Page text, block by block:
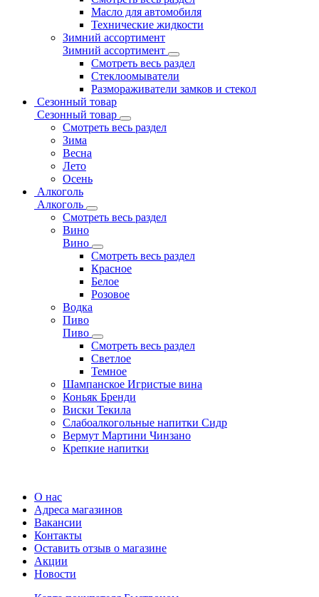
Масло для автомобиля
Технические жидкости
Зимний ассортимент
Зимний ассортимент
Смотреть весь раздел
Стеклоомыватели
Размораживатели замков и стекол
Сезонный товар
Сезонный товар
Смотреть весь раздел
Зима
Весна
Лето
Осень
Алкоголь
Алкоголь
Смотреть весь раздел
Вино
Вино
Смотреть весь раздел
Красное
Белое
Розовое
Водка
Пиво
Пиво
Смотреть весь раздел
Cветлое
Темное
Шампанское Игристые вина
Коньяк Бренди
Виски Текила
Слабоалкогольные напитки Сидр
Вермут Мартини Чинзано
Крепкие напитки
О нас
Адреса магазинов
Вакансии
Контакты
Оставить отзыв о магазине
Акции
Новости